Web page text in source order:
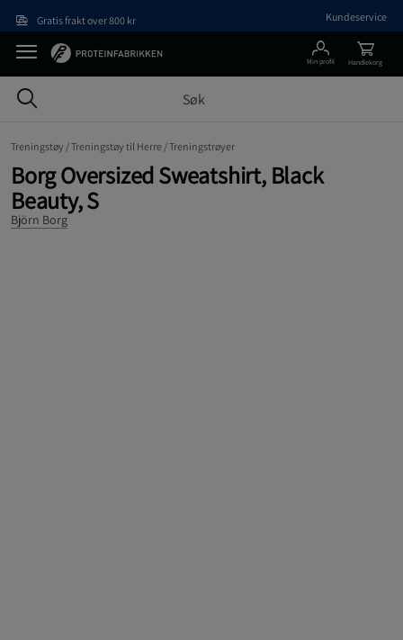
Gratis frakt over 800 kr Kundeservice
Min profil Handlekorg
Treningstøy /Treningstøy til Herre /Treningstrøyer
Borg Oversized Sweatshirt, Black
Beauty, S
Björn Borg